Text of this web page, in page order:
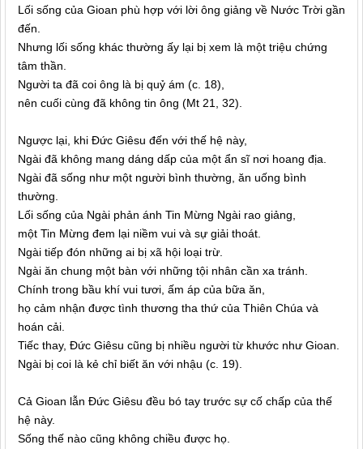
Lối sống của Gioan phù hợp với lời ông giảng về Nước Trời gần
đến.
Nhưng lối sống khác thường ấy lại bị xem là một triệu chứng
tâm thần.
Người ta đã coi ông là bị quỷ ám (c. 18),
nên cuối cùng đã không tin ông (Mt 21, 32).
Ngược lại, khi Đức Giêsu đến với thế hệ này,
Ngài đã không mang dáng dấp của một ẩn sĩ nơi hoang địa.
Ngài đã sống như một người bình thường, ăn uống bình
thường.
Lối sống của Ngài phản ánh Tin Mừng Ngài rao giảng,
một Tin Mừng đem lại niềm vui và sự giải thoát.
Ngài tiếp đón những ai bị xã hội loại trừ.
Ngài ăn chung một bàn với những tội nhân cần xa tránh.
Chính trong bầu khí vui tươi, ấm áp của bữa ăn,
họ cảm nhận được tình thương tha thứ của Thiên Chúa và
hoán cải.
Tiếc thay, Đức Giêsu cũng bị nhiều người từ khước như Gioan.
Ngài bị coi là kẻ chỉ biết ăn với nhậu (c. 19).
Cả Gioan lẫn Đức Giêsu đều bó tay trước sự cố chấp của thế
hệ này.
Sống thế nào cũng không chiều được họ.